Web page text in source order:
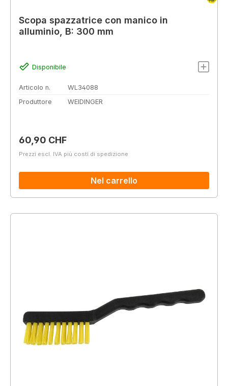
Scopa spazzatrice con manico in
alluminio, B: 300 mm
Disponibile
Articolo n.
WL34088
Produttore
WEIDINGER
Prezzo normale:
60,90 CHF
Prezzi escl. IVA più costi di spedizione
Nel carrello